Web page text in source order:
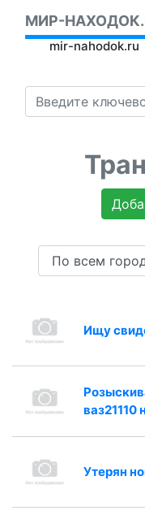
МИР-
mir-nahodok.ru
Ищу
ваз21110
Утерян